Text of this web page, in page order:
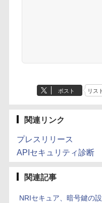
ポスト リス
関連リンク
プレスリリース
APIセキュリティ診断
関連記事
NRIセキュア、暗号鍵の